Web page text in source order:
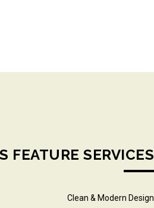
FEATURE SERVICES
Clean & Modern Design